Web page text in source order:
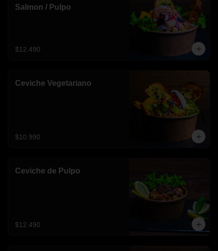
Salmon / Pulpo
$12.490
Ceviche Vegetariano
$10.990
Ceviche de Pulpo
$12.490